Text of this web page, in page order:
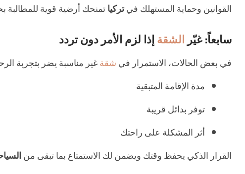
القوانين وحماية المستهلك فيتركياتمنحك أرضية قوية للمطالبة
سابعاً: غيّرالشقةإذا لزم الأمر دون تردد
في بعض الحالات، الاستمرار فيشقةغير مناسبة يضر بتجربة
مدة الإقامة المتبقية
توفر بدائل قريبة
أثر المشكلة على راحتك
القرار الذكي يحفظ وقتك ويضمن لك الاستمتاع بما تبقى من